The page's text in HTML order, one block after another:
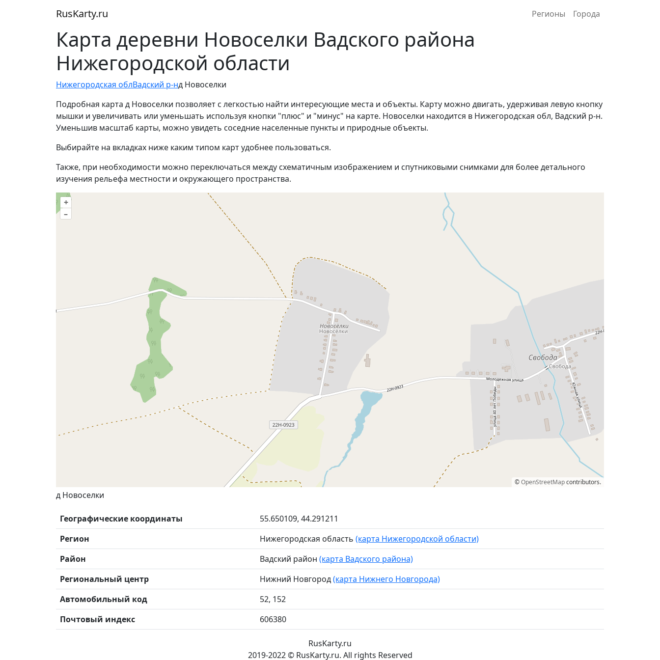
RusKarty.ru Регионы Города
Карта деревни Новоселки Вадского района
Нижегородской области
Нижегородская облВадский р-нд Новоселки
Подробная карта д Новоселки позволяет с легкостью найти интересующие места и объекты. Карту можно двигать, удерживая левую кнопку
мышки и увеличивать или уменьшать используя кнопки "плюс" и "минус" на карте. Новоселки находится в Нижегородская обл, Вадский р-н.
Уменьшив масштаб карты, можно увидеть соседние населенные пункты и природные объекты.
Выбирайте на вкладках ниже каким типом карт удобнее пользоваться.
Также, при необходимости можно переключаться между схематичным изображением и спутниковыми снимками для более детального
изучения рельефа местности и окружающего пространства.
+
–
©OpenStreetMapcontributors.
д Новоселки
Географические координаты
55.650109, 44.291211
Регион
Нижегородская область (карта Нижегородской области)
Район
Вадский район (карта Вадского района)
Региональный центр
Нижний Новгород(карта Нижнего Новгорода)
Автомобильный код
52, 152
Почтовый индекс
606380
RusKarty.ru
2019-2022 © RusKarty.ru. All rights Reserved